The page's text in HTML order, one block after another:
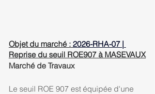
Objet du marché : 2026-RHA-07 |
Reprise du seuil ROE907 à MASEVAUX
Marché de Travaux
Le seuil ROE 907 est équipée d'une